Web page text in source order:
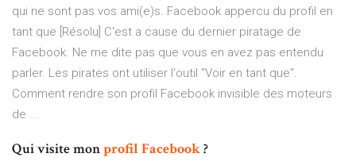
qui ne sont pas vos ami(e)s. Facebook appercu du profil en
tant que [Résolu] C'est a cause du dernier piratage de
Facebook. Ne me dite pas que vous en avez pas entendu
parler. Les pirates ont utiliser l'outil "Voir en tant que".
Comment rendre son profil Facebook invisible des moteurs
de ...
Qui visite monprofilFacebook?